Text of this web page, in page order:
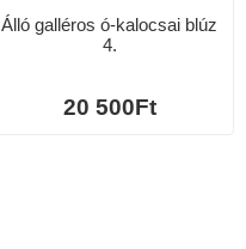
Álló galléros ó-kalocsai blúz
4.
20 500Ft